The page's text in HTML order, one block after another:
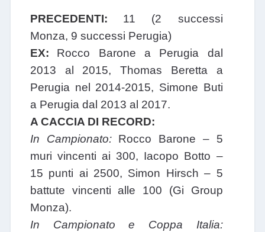
PRECEDENTI:
11 (2 successi
Monza, 9 successi Perugia)
EX:
Rocco Barone a Perugia dal
2013 al 2015, Thomas Beretta a
Perugia nel 2014-2015, Simone Buti
a Perugia dal 2013 al 2017.
A CACCIA DI RECORD:
In Campionato: Rocco Barone – 5
muri vincenti ai 300, Iacopo Botto –
15 punti ai 2500, Simon Hirsch – 5
battute vincenti alle 100 (Gi Group
Monza).
In Campionato e Coppa Italia: